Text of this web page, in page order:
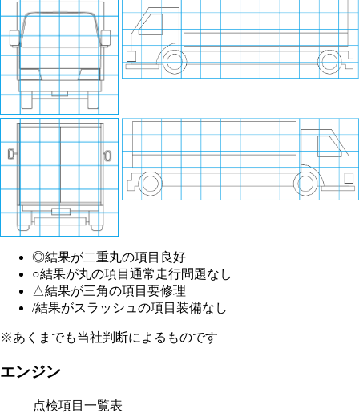
◎結果が二重丸の項目 良好
○結果が丸の項目 通常走行問題なし
△結果が三角の項目 要修理
/結果がスラッシュの項目 装備なし
※あくまでも当社判断によるものです
エンジン
点検項目一覧表